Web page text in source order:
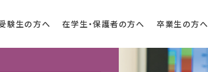
験生の方へ 在学生・保護者の方へ 卒業生の方へ